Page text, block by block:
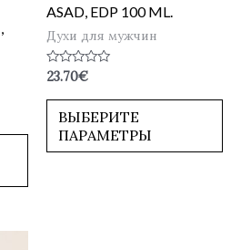
ASAD, EDP 100 ML.
Духи для мужчин
Оценка
из
23.70€
ВЫБЕРИТЕ
ПАРАМЕТРЫ